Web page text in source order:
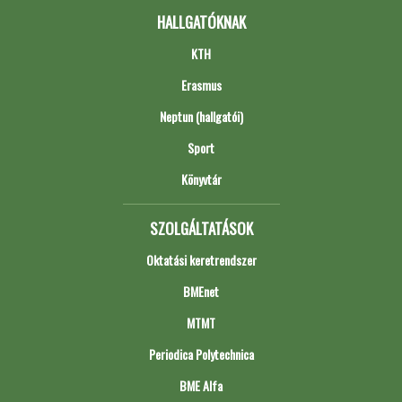
HALLGATÓKNAK
KTH
Erasmus
Neptun (hallgatói)
Sport
Könyvtár
SZOLGÁLTATÁSOK
Oktatási keretrendszer
BMEnet
MTMT
Periodica Polytechnica
BME Alfa